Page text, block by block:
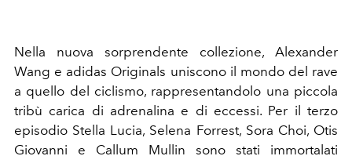
Nella nuova sorprendente collezione, Alexander
Wang e adidas Originals uniscono il mondo del rave
a quello del ciclismo, rappresentandolo una piccola
tribù carica di adrenalina e di eccessi. Per il terzo
episodio Stella Lucia, Selena Forrest, Sora Choi, Otis
Giovanni e Callum Mullin sono stati immortalati